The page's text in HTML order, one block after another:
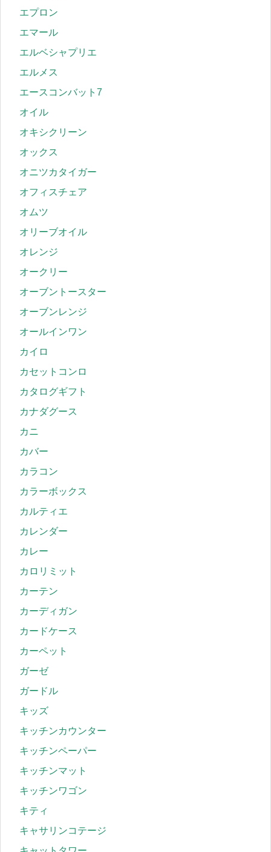
エプロン
エマール
エルベシャプリエ
エルメス
エースコンバット7
オイル
オキシクリーン
オックス
オニツカタイガー
オフィスチェア
オムツ
オリーブオイル
オレンジ
オークリー
オーブントースター
オーブンレンジ
オールインワン
カイロ
カセットコンロ
カタログギフト
カナダグース
カニ
カバー
カラコン
カラーボックス
カルティエ
カレンダー
カレー
カロリミット
カーテン
カーディガン
カードケース
カーペット
ガーゼ
ガードル
キッズ
キッチンカウンター
キッチンペーパー
キッチンマット
キッチンワゴン
キティ
キャサリンコテージ